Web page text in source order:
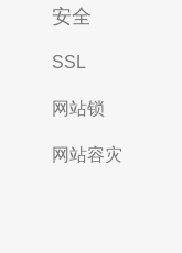
安全
SSL
网站锁
网站容灾